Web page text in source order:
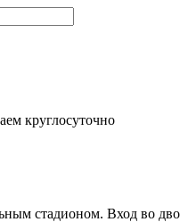
круглосуточно
стадионом. Вход во